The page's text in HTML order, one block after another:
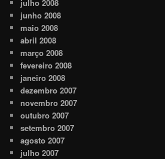
julho 2008
junho 2008
maio 2008
abril 2008
março 2008
fevereiro 2008
janeiro 2008
dezembro 2007
novembro 2007
outubro 2007
setembro 2007
agosto 2007
julho 2007